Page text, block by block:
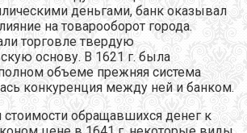
деньгами, банк оказывал
на товарооборот города.
торговле твердую
основу. В 1621 г. была
объеме прежняя система
конкуренция между ней и банком.
обращавшихся денег к